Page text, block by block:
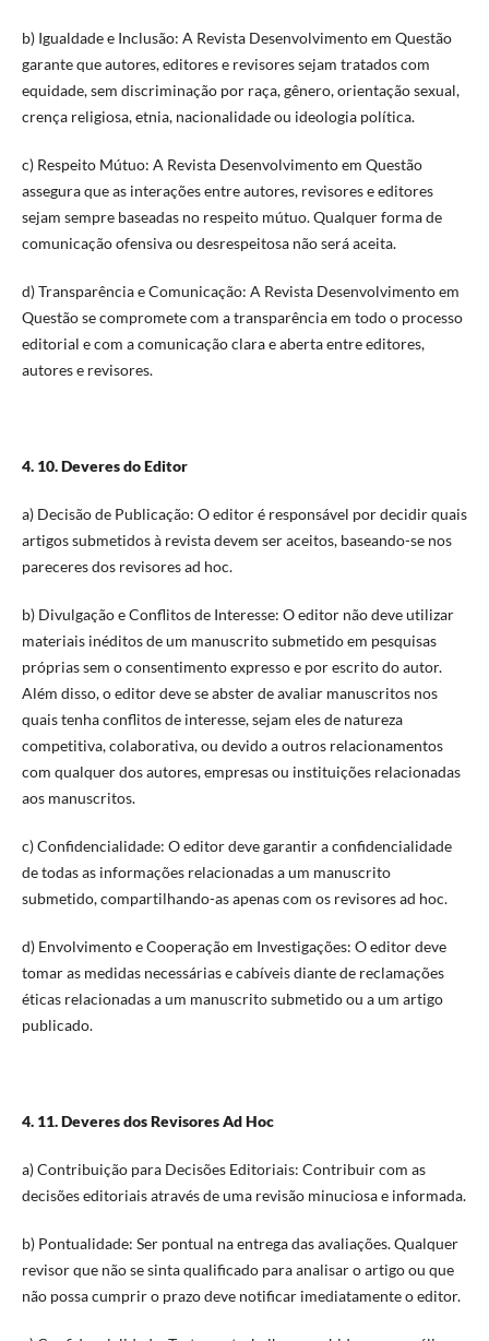
b) Igualdade e Inclusão: A Revista Desenvolvimento em Questão
garante que autores, editores e revisores sejam tratados com
equidade, sem discriminação por raça, gênero, orientação sexual,
crença religiosa, etnia, nacionalidade ou ideologia política.
c) Respeito Mútuo: A Revista Desenvolvimento em Questão
assegura que as interações entre autores, revisores e editores
sejam sempre baseadas no respeito mútuo. Qualquer forma de
comunicação ofensiva ou desrespeitosa não será aceita.
d) Transparência e Comunicação: A Revista Desenvolvimento em
Questão se compromete com a transparência em todo o processo
editorial e com a comunicação clara e aberta entre editores,
autores e revisores.
4. 10. Deveres do Editor
a) Decisão de Publicação: O editor é responsável por decidir quais
artigos submetidos à revista devem ser aceitos, baseando-se nos
pareceres dos revisores ad hoc.
b) Divulgação e Conflitos de Interesse: O editor não deve utilizar
materiais inéditos de um manuscrito submetido em pesquisas
próprias sem o consentimento expresso e por escrito do autor.
Além disso, o editor deve se abster de avaliar manuscritos nos
quais tenha conflitos de interesse, sejam eles de natureza
competitiva, colaborativa, ou devido a outros relacionamentos
com qualquer dos autores, empresas ou instituições relacionadas
aos manuscritos.
c) Confidencialidade: O editor deve garantir a confidencialidade
de todas as informações relacionadas a um manuscrito
submetido, compartilhando-as apenas com os revisores ad hoc.
d) Envolvimento e Cooperação em Investigações: O editor deve
tomar as medidas necessárias e cabíveis diante de reclamações
éticas relacionadas a um manuscrito submetido ou a um artigo
publicado.
4. 11. Deveres dos Revisores Ad Hoc
a) Contribuição para Decisões Editoriais: Contribuir com as
decisões editoriais através de uma revisão minuciosa e informada.
b) Pontualidade: Ser pontual na entrega das avaliações. Qualquer
revisor que não se sinta qualificado para analisar o artigo ou que
não possa cumprir o prazo deve notificar imediatamente o editor.